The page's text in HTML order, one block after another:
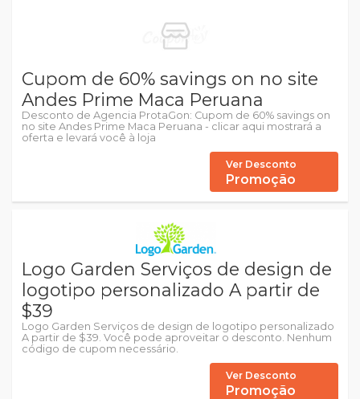
Cupom de 60% savings on no site
Andes Prime Maca Peruana
Desconto de Agencia ProtaGon: Cupom de 60% savings on
no site Andes Prime Maca Peruana - clicar aqui mostrará a
oferta e levará você à loja
Ver Desconto
Promoção
Logo Garden Serviços de design de
logotipo personalizado A partir de
$39
Logo Garden Serviços de design de logotipo personalizado
A partir de $39. Você pode aproveitar o desconto. Nenhum
código de cupom necessário.
Ver Desconto
Promoção